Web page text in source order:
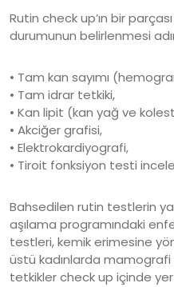
Rutin check up’ın bir
durumunun belirlenmesi
• Tam kan sayımı
• Tam idrar tetkiki,
• Kan lipit (kan yağ ve
• Akciğer grafisi,
• Elektrokardiyografi,
• Tiroit fonksiyon testi
Bahsedilen rutin testlerin
aşılama programındaki
testleri, kemik erimesine
üstü kadınlarda
tetkikler check up içinde